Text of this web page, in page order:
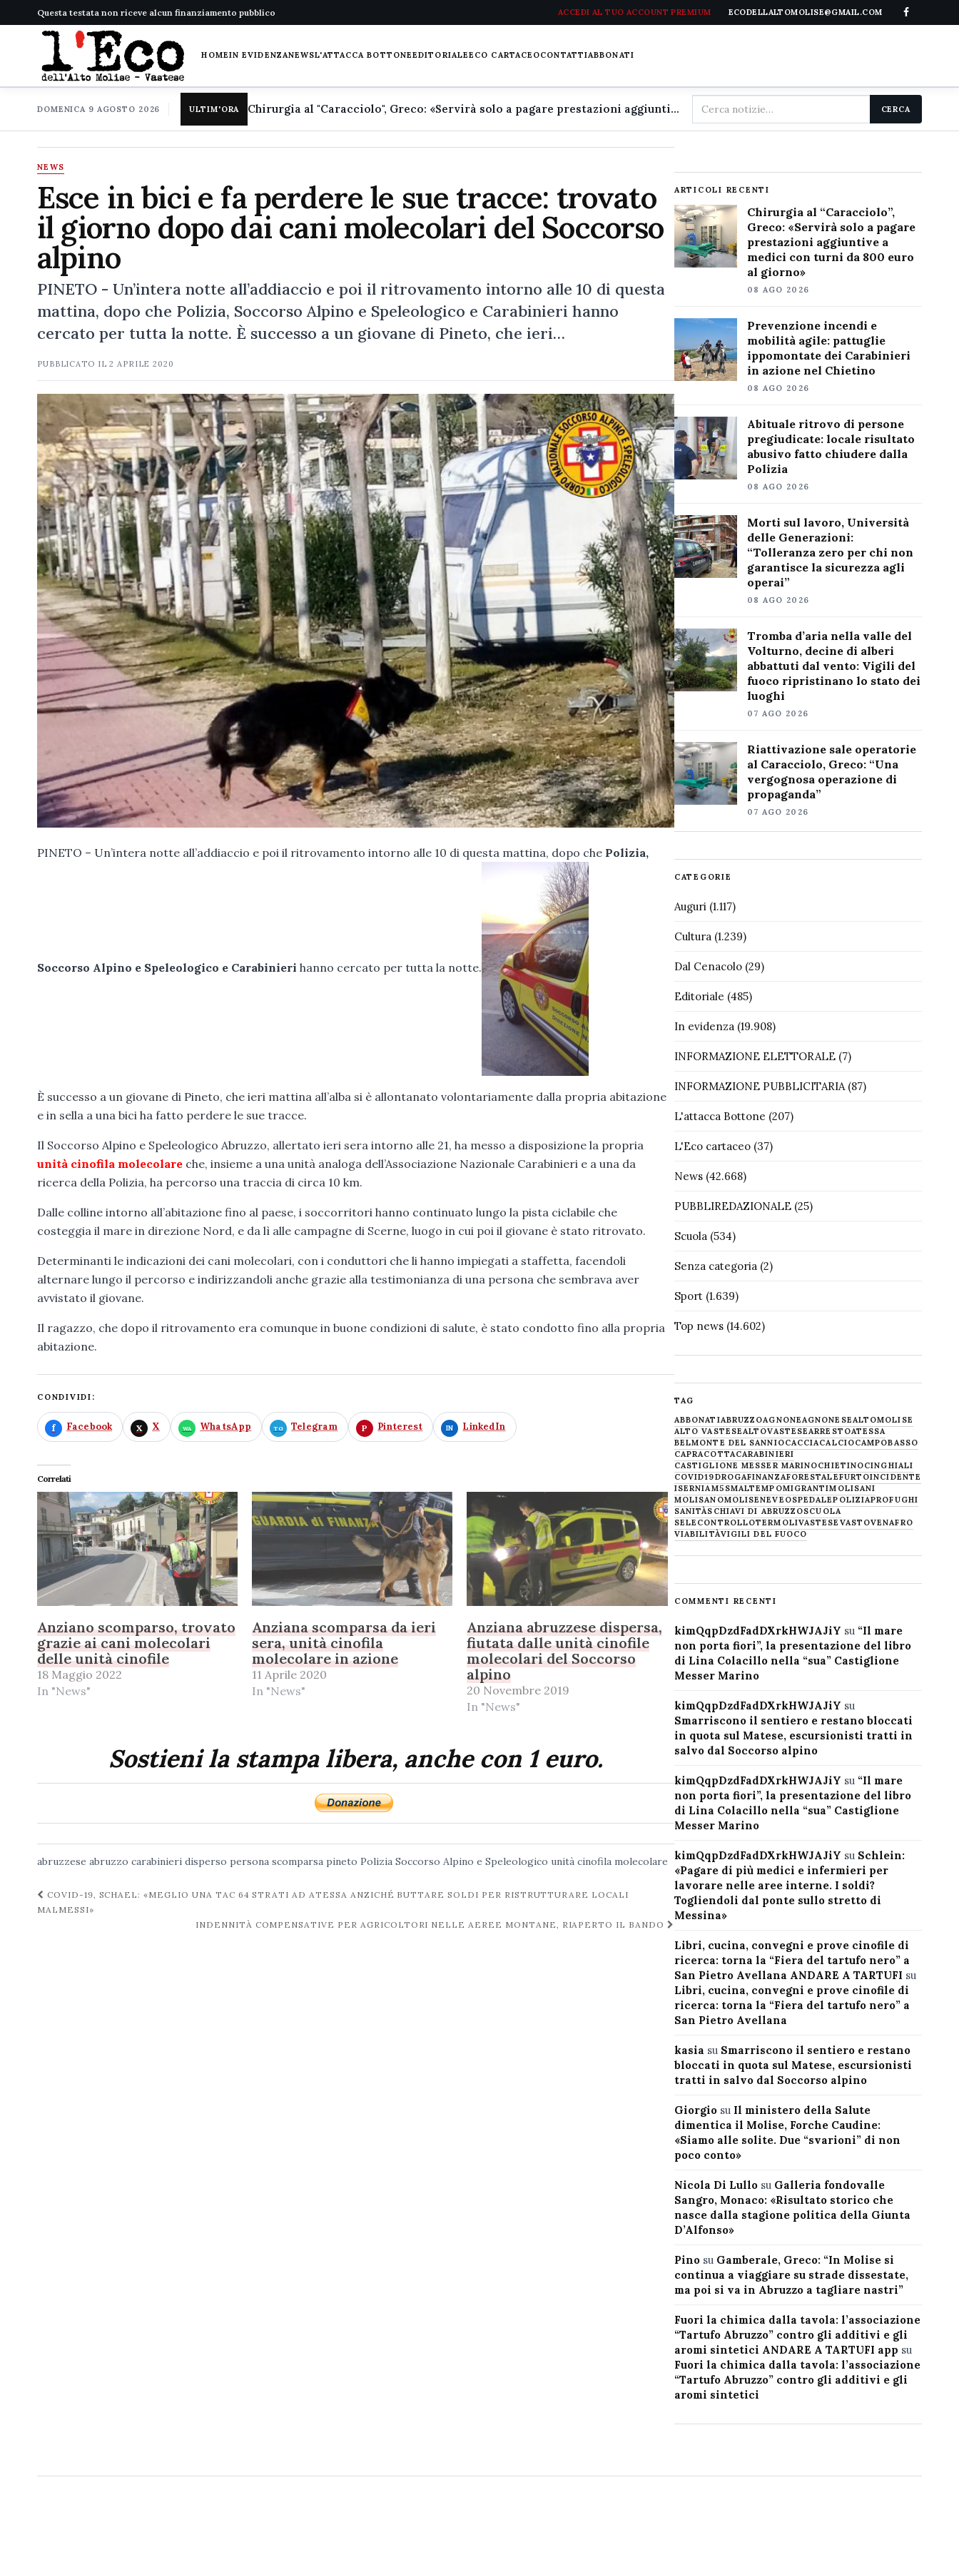
Questa testata non riceve alcun finanziamento pubblico ACCEDI AL TUO ACCOUNT PREMIUM ECODELLALTOMOLISE@GMAIL.COM
HOMEIN EVIDENZANEWSL'ATTACCA BOTTONEEDITORIALEECO CARTACEOCONTATTIABBONATI
DOMENICA 9 AGOSTO 2026 ULTIM'ORA Chirurgia al "Caracciolo", Greco: «Servirà solo a pagare prestazioni aggiuntive a medici con turni da 800 euro al giorno»
Cerca
nel
CERCA
NEWS
Esce in bici e fa perdere le sue tracce: trovato
il giorno dopo dai cani molecolari del Soccorso
alpino
PINETO - Un’intera notte all’addiaccio e poi il ritrovamento intorno alle 10 di questa
mattina, dopo che Polizia, Soccorso Alpino e Speleologico e Carabinieri hanno
cercato per tutta la notte. È successo a un giovane di Pineto, che ieri…
PUBBLICATO IL2 APRILE 2020
PINETO – Un’intera notte all’addiaccio e poi il ritrovamento intorno alle 10 di questa mattina, dopo che Polizia,
Soccorso Alpino e Speleologico e Carabinieri hanno cercato per tutta la notte.
È successo a un giovane di Pineto, che ieri mattina all’alba si è allontanato volontariamente dalla propria abitazione
e in sella a una bici ha fatto perdere le sue tracce.
Il Soccorso Alpino e Speleologico Abruzzo, allertato ieri sera intorno alle 21, ha messo a disposizione la propria
unità cinofila molecolare che, insieme a una unità analoga dell’Associazione Nazionale Carabinieri e a una da
ricerca della Polizia, ha percorso una traccia di circa 10 km.
Dalle colline intorno all’abitazione fino al paese, i soccorritori hanno continuato lungo la pista ciclabile che
costeggia il mare in direzione Nord, e da lì alle campagne di Scerne, luogo in cui poi il giovane è stato ritrovato.
Determinanti le indicazioni dei cani molecolari, con i conduttori che li hanno impiegati a staffetta, facendoli
alternare lungo il percorso e indirizzandoli anche grazie alla testimonianza di una persona che sembrava aver
avvistato il giovane.
Il ragazzo, che dopo il ritrovamento era comunque in buone condizioni di salute, è stato condotto fino alla propria
abitazione.
CONDIVIDI:
Facebook X WhatsApp Telegram Pinterest LinkedIn
Correlati
Anziano scomparso, trovato
grazie ai cani molecolari
delle unità cinofile
18 Maggio 2022
In "News"
Anziana scomparsa da ieri
sera, unità cinofila
molecolare in azione
11 Aprile 2020
In "News"
Anziana abruzzese dispersa,
fiutata dalle unità cinofile
molecolari del Soccorso
alpino
20 Novembre 2019
In "News"
Sostieni la stampa libera, anche con 1 euro.
abruzzese abruzzo carabinieri disperso persona scomparsa pineto Polizia Soccorso Alpino e Speleologico unità cinofila molecolare
Navigazione
post
COVID-19, SCHAEL: «MEGLIO UNA TAC 64 STRATI AD ATESSA ANZICHÉ BUTTARE SOLDI PER RISTRUTTURARE LOCALI
MALMESSI»
INDENNITÀ COMPENSATIVE PER AGRICOLTORI NELLE AEREE MONTANE, RIAPERTO IL BANDO
ARTICOLI RECENTI
Chirurgia al “Caracciolo”,
Greco: «Servirà solo a pagare
prestazioni aggiuntive a
medici con turni da 800 euro
al giorno»
08 AGO 2026
Prevenzione incendi e
mobilità agile: pattuglie
ippomontate dei Carabinieri
in azione nel Chietino
08 AGO 2026
Abituale ritrovo di persone
pregiudicate: locale risultato
abusivo fatto chiudere dalla
Polizia
08 AGO 2026
Morti sul lavoro, Università
delle Generazioni:
“Tolleranza zero per chi non
garantisce la sicurezza agli
operai”
08 AGO 2026
Tromba d’aria nella valle del
Volturno, decine di alberi
abbattuti dal vento: Vigili del
fuoco ripristinano lo stato dei
luoghi
07 AGO 2026
Riattivazione sale operatorie
al Caracciolo, Greco: “Una
vergognosa operazione di
propaganda”
07 AGO 2026
CATEGORIE
Auguri(1.117)
Cultura(1.239)
Dal Cenacolo(29)
Editoriale (485)
In evidenza(19.908)
INFORMAZIONE ELETTORALE(7)
INFORMAZIONE PUBBLICITARIA(87)
L'attacca Bottone (207)
L'Eco cartaceo(37)
News(42.668)
PUBBLIREDAZIONALE(25)
Scuola(534)
Senza categoria(2)
Sport(1.639)
Top news(14.602)
TAG
ABBONATIABRUZZOAGNONEAGNONESEALTOMOLISE
ALTO VASTESEALTOVASTESEARRESTOATESSA
BELMONTE DEL SANNIOCACCIACALCIOCAMPOBASSO
CAPRACOTTACARABINIERI
CASTIGLIONE MESSER MARINOCHIETINOCINGHIALI
COVID19DROGAFINANZAFORESTALEFURTOINCIDENTE
ISERNIAM5SMALTEMPOMIGRANTIMOLISANI
MOLISANOMOLISENEVE OSPEDALEPOLIZIAPROFUGHI
SANITÀSCHIAVI DI ABRUZZOSCUOLA
SELECONTROLLOTERMOLIVASTESE VASTOVENAFRO
VIABILITÀVIGILI DEL FUOCO
COMMENTI RECENTI
kimQqpDzdFadDXrkHWJAJiY su “Il mare
non porta fiori”, la presentazione del libro
di Lina Colacillo nella “sua” Castiglione
Messer Marino
kimQqpDzdFadDXrkHWJAJiY su
Smarriscono il sentiero e restano bloccati
in quota sul Matese, escursionisti tratti in
salvo dal Soccorso alpino
kimQqpDzdFadDXrkHWJAJiY su “Il mare
non porta fiori”, la presentazione del libro
di Lina Colacillo nella “sua” Castiglione
Messer Marino
kimQqpDzdFadDXrkHWJAJiY su Schlein:
«Pagare di più medici e infermieri per
lavorare nelle aree interne. I soldi?
Togliendoli dal ponte sullo stretto di
Messina»
Libri, cucina, convegni e prove cinofile di
ricerca: torna la “Fiera del tartufo nero” a
San Pietro Avellana ANDARE A TARTUFI su
Libri, cucina, convegni e prove cinofile di
ricerca: torna la “Fiera del tartufo nero” a
San Pietro Avellana
kasia su Smarriscono il sentiero e restano
bloccati in quota sul Matese, escursionisti
tratti in salvo dal Soccorso alpino
Giorgiosu Il ministero della Salute
dimentica il Molise, Forche Caudine:
«Siamo alle solite. Due “svarioni” di non
poco conto»
Nicola Di Lullosu Galleria fondovalle
Sangro, Monaco: «Risultato storico che
nasce dalla stagione politica della Giunta
D’Alfonso»
Pinosu Gamberale, Greco: “In Molise si
continua a viaggiare su strade dissestate,
ma poi si va in Abruzzo a tagliare nastri”
Fuori la chimica dalla tavola: l’associazione
“Tartufo Abruzzo” contro gli additivi e gli
aromi sintetici ANDARE A TARTUFI app su
Fuori la chimica dalla tavola: l’associazione
“Tartufo Abruzzo” contro gli additivi e gli
aromi sintetici